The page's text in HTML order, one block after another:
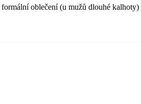
oblečení (u mužů dlouhé kalhoty)